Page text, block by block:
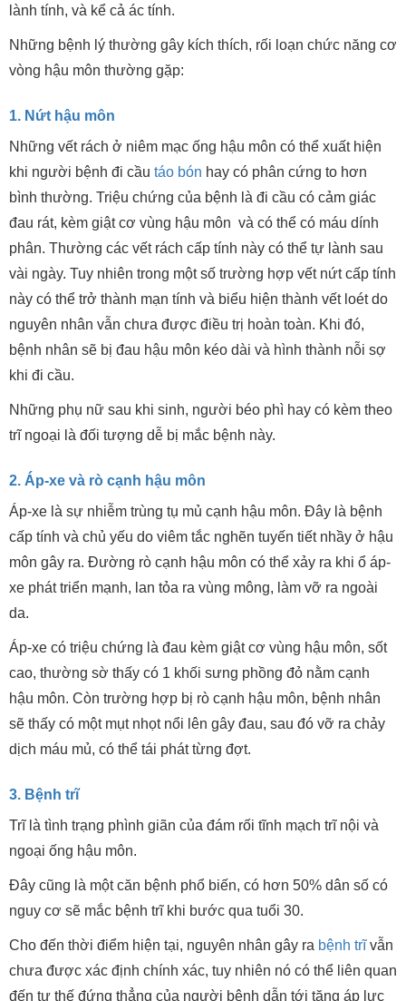
lành tính, và kể cả ác tính.
Những bệnh lý thường gây kích thích, rối loạn chức năng cơ
vòng hậu môn thường gặp:
1. Nứt hậu môn
Những vết rách ở niêm mạc ống hậu môn có thể xuất hiện
khi người bệnh đi cầu táo bón hay có phân cứng to hơn
bình thường. Triệu chứng của bệnh là đi cầu có cảm giác
đau rát, kèm giật cơ vùng hậu môn và có thể có máu dính
phân. Thường các vết rách cấp tính này có thể tự lành sau
vài ngày. Tuy nhiên trong một số trường hợp vết nứt cấp tính
này có thể trở thành mạn tính và biểu hiện thành vết loét do
nguyên nhân vẫn chưa được điều trị hoàn toàn. Khi đó,
bệnh nhân sẽ bị đau hậu môn kéo dài và hình thành nỗi sợ
khi đi cầu.
Những phụ nữ sau khi sinh, người béo phì hay có kèm theo
trĩ ngoại là đối tượng dễ bị mắc bệnh này.
2. Áp-xe và rò cạnh hậu môn
Áp-xe là sự nhiễm trùng tụ mủ cạnh hậu môn. Đây là bệnh
cấp tính và chủ yếu do viêm tắc nghẽn tuyến tiết nhầy ở hậu
môn gây ra. Đường rò cạnh hậu môn có thể xảy ra khi ổ áp-
xe phát triển mạnh, lan tỏa ra vùng mông, làm vỡ ra ngoài
da.
Áp-xe có triệu chứng là đau kèm giật cơ vùng hậu môn, sốt
cao, thường sờ thấy có 1 khối sưng phồng đỏ nằm cạnh
hậu môn. Còn trường hợp bị rò cạnh hậu môn, bệnh nhân
sẽ thấy có một mụt nhọt nổi lên gây đau, sau đó vỡ ra chảy
dịch máu mủ, có thể tái phát từng đợt.
3. Bệnh trĩ
Trĩ là tình trạng phình giãn của đám rối tĩnh mạch trĩ nội và
ngoại ống hậu môn.
Đây cũng là một căn bệnh phổ biến, có hơn 50% dân số có
nguy cơ sẽ mắc bệnh trĩ khi bước qua tuổi 30.
Cho đến thời điểm hiện tại, nguyên nhân gây ra bệnh trĩvẫn
chưa được xác định chính xác, tuy nhiên nó có thể liên quan
đến tư thế đứng thẳng của người bệnh dẫn tới tăng áp lực